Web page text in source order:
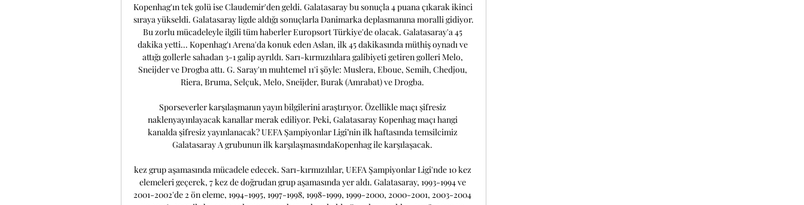
Kopenhag'ın tek golü ise Claudemir'den geldi. Galatasaray bu sonuçla 4 puana çıkarak ikinci
sıraya yükseldi. Galatasaray ligde aldığı sonuçlarla Danimarka deplasmanına moralli gidiyor.
Bu zorlu mücadeleyle ilgili tüm haberler Europsort Türkiye'de olacak. Galatasaray'a 45
dakika yetti... Kopenhag'ı Arena'da konuk eden Aslan, ilk 45 dakikasında müthiş oynadı ve
attığı gollerle sahadan 3-1 galip ayrıldı. Sarı-kırmızılılara galibiyeti getiren golleri Melo,
Sneijder ve Drogba attı. G. Saray'ın muhtemel 11'i şöyle: Muslera, Eboue, Semih, Chedjou,
Riera, Bruma, Selçuk, Melo, Sneijder, Burak (Amrabat) ve Drogba.
Sporseverler karşılaşmanın yayın bilgilerini araştırıyor. Özellikle maçı şifresiz
naklenyayınlayacak kanallar merak ediliyor. Peki, Galatasaray Kopenhag maçı hangi
kanalda şifresiz yayınlanacak? UEFA Şampiyonlar Ligi’nin ilk haftasında temsilcimiz
Galatasaray A grubunun ilk karşılaşmasındaKopenhag ile karşılaşacak.
kez grup aşamasında mücadele edecek. Sarı-kırmızılılar, UEFA Şampiyonlar Ligi'nde 10 kez
elemeleri geçerek, 7 kez de doğrudan grup aşamasında yer aldı. Galatasaray, 1993-1994 ve
2001-2002'de 2 ön eleme, 1994-1995, 1997-1998, 1998-1999, 1999-2000, 2000-2001, 2003-2004